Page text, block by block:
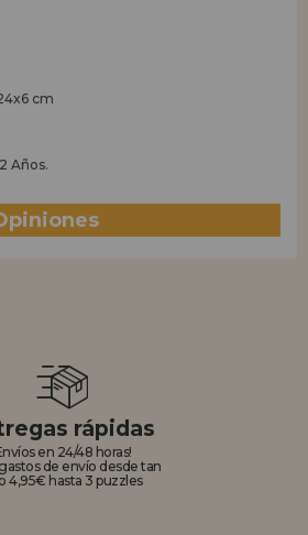
cm
Años.
rápidas
en 24/48 horas!
de envío desde tan
4,95€ hasta 3 puzzles